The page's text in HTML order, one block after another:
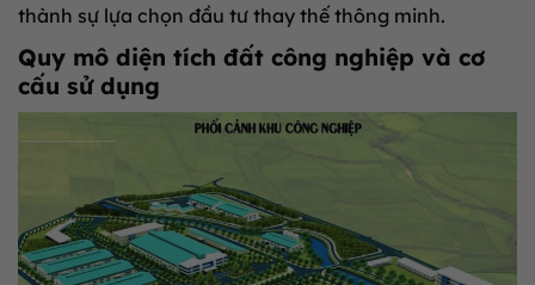
thành sự lựa chọn đầu tư thay thế thông minh.
Quy mô diện tích đất công nghiệp và cơ
cấu sử dụng